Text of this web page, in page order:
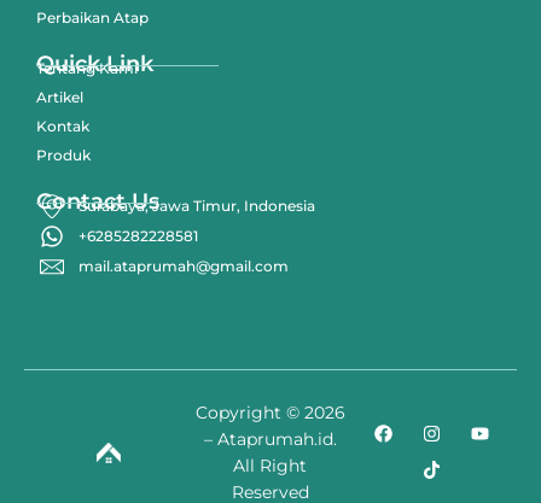
Perbaikan Atap
Quick Link
Tentang Kami
Artikel
Kontak
Produk
Contact Us
Surabaya, Jawa Timur, Indonesia
+6285282228581
mail.ataprumah@gmail.com
Copyright © 2026
– Ataprumah.id.
All Right
Reserved